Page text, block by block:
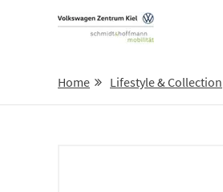
Home Lifestyle & Collection